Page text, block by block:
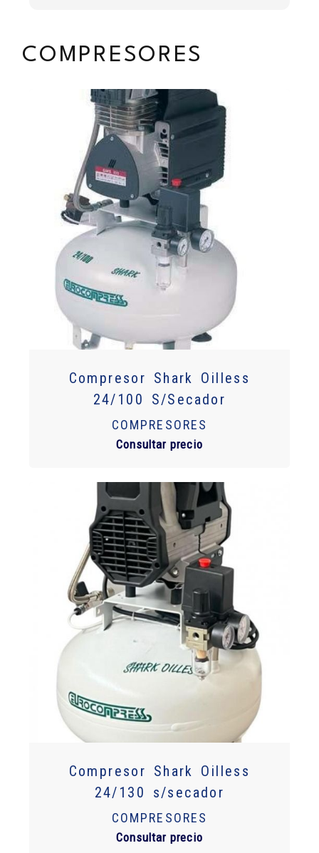
COMPRESORES
Compresor Shark Oilless
24/100 S/Secador
COMPRESORES
Consultar precio
Compresor Shark Oilless
24/130 s/secador
COMPRESORES
Consultar precio